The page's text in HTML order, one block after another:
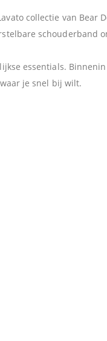
collectie van
schouderband
essentials.
je snel bij wilt.